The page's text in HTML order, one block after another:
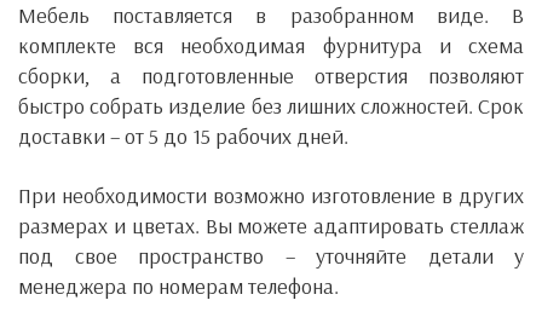
Мебель поставляется в разобранном виде. В
комплекте вся необходимая фурнитура и схема
сборки, а подготовленные отверстия позволяют
быстро собрать изделие без лишних сложностей. Срок
доставки – от 5 до 15 рабочих дней.
При необходимости возможно изготовление в других
размерах и цветах. Вы можете адаптировать стеллаж
под свое пространство – уточняйте детали у
менеджера по номерам телефона.